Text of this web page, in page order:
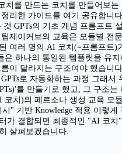
치를 만드는 코치를 만들어보는
리한 가이드를 여기 공유합니
것 GPTs의 기초 개념 프롬프트
제이커브의 교육은 모듈별 전
여러 명의 AI 코치(=프롬프트)
은 하나의 통일된 템플릿을 유
이 달라지는 구조여야 했습니
로 자동화하는 과정 그래서
를 만들기로 했고, 그 구조는
코치)의 페르소나 생성 교육 모
" 기반 Knowledge 적용 이렇게
가 결합되면 최종적인 "AI 코치
살펴보겠습니다.